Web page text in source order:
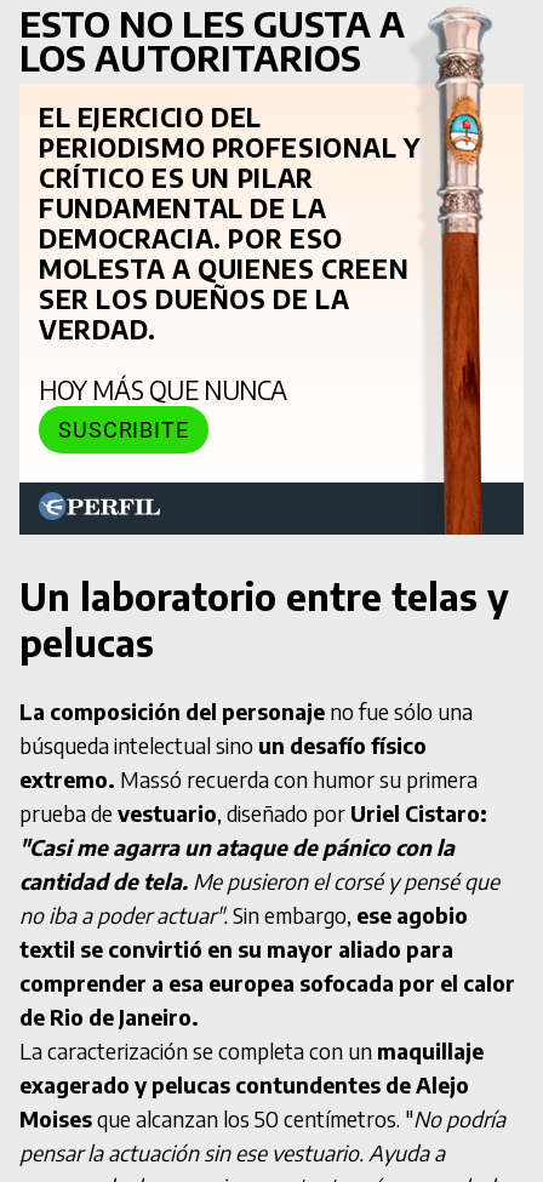
ESTO NO LES GUSTA A
LOS AUTORITARIOS
EL EJERCICIO DEL
PERIODISMO PROFESIONAL Y
CRÍTICO ES UN PILAR
FUNDAMENTAL DE LA
DEMOCRACIA. POR ESO
MOLESTA A QUIENES CREEN
SER LOS DUEÑOS DE LA
VERDAD.
HOY MÁS QUE NUNCA
SUSCRIBITE
Un laboratorio entre telas y
pelucas
La composición del personaje no fue sólo una
búsqueda intelectual sino un desafío físico
extremo. Massó recuerda con humor su primera
prueba devestuario, diseñado por Uriel Cistaro:
"Casi me agarra un ataque de pánico con la
cantidad de tela. Me pusieron el corsé y pensé que
no iba a poder actuar".Sin embargo, ese agobio
textil se convirtió en su mayor aliado para
comprender a esa europea sofocada por el calor
de Rio de Janeiro.
La caracterización se completa con un maquillaje
exagerado y pelucas contundentes de Alejo
Moisesque alcanzan los 50 centímetros. "No podría
pensar la actuación sin ese vestuario. Ayuda a